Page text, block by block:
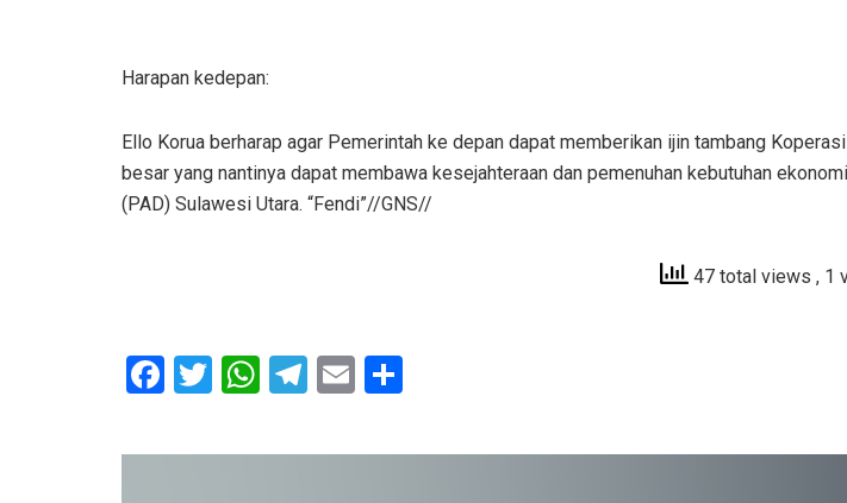
Harapan kedepan:
Ello Korua berharap agar Pemerintah ke depan dapat memberikan ijin tambang
besar yang nantinya dapat membawa kesejahteraan dan pemenuhan kebutuhan
(PAD) Sulawesi Utara. “Fendi”//GNS//
47 total views , 1
F
ce
T
tt
W
at
T
e
E
ail ar